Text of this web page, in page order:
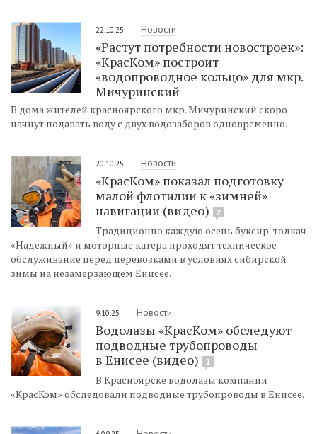
22.10.25 Новости
«Растут потребности новостроек»:
«КрасКом» построит
«водопроводное кольцо» для мкр.
Мичуринский
В дома жителей красноярского мкр. Мичуринский скоро
начнут подавать воду с двух водозаборов одновременно.
20.10.25 Новости
«КрасКом» показал подготовку
малой флотилии к «зимней»
навигации (видео)
2
Традиционно каждую осень буксир-толкач
«Надежный» и моторные катера проходят техническое
обслуживание перед перевозками в условиях сибирской
зимы на незамерзающем Енисее.
9.10.25 Новости
Водолазы «КрасКом» обследуют
подводные трубопроводы
в Енисее (видео)
1
В Красноярске водолазы компании
«КрасКом» обследовали подводные трубопроводы в Енисее.